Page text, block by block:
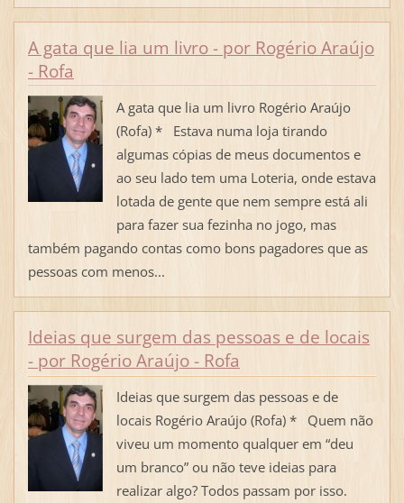
A gata que lia um livro - por Rogério Araújo
- Rofa
A gata que lia um livro Rogério Araújo
(Rofa) * Estava numa loja tirando
algumas cópias de meus documentos e
ao seu lado tem uma Loteria, onde estava
lotada de gente que nem sempre está ali
para fazer sua fezinha no jogo, mas
também pagando contas como bons pagadores que as
pessoas com menos...
Ideias que surgem das pessoas e de locais
- por Rogério Araújo - Rofa
Ideias que surgem das pessoas e de
locais Rogério Araújo (Rofa) * Quem não
viveu um momento qualquer em “deu
um branco” ou não teve ideias para
realizar algo? Todos passam por isso.